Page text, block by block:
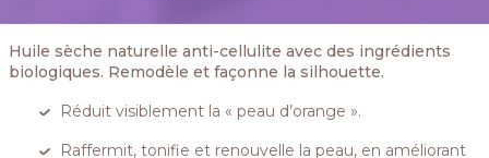
Huile sèche naturelle anti-cellulite avec des ingrédients
biologiques. Remodèle et façonne la silhouette.
Réduit visiblement la « peau d’orange ».
Raffermit, tonifie et renouvelle la peau, en améliorant